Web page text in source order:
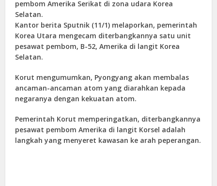
pembom Amerika Serikat di zona udara Korea
Selatan.
Kantor berita Sputnik (11/1) melaporkan, pemerintah
Korea Utara mengecam diterbangkannya satu unit
pesawat pembom, B-52, Amerika di langit Korea
Selatan.
Korut mengumumkan, Pyongyang akan membalas
ancaman-ancaman atom yang diarahkan kepada
negaranya dengan kekuatan atom.
Pemerintah Korut memperingatkan, diterbangkannya
pesawat pembom Amerika di langit Korsel adalah
langkah yang menyeret kawasan ke arah peperangan.